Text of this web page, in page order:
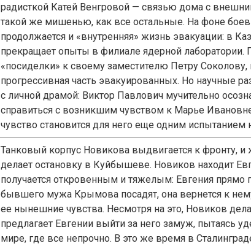
радисткой Катей Венгровой — связью дома с
такой же мишенью, как все остальные. На фоне боев
продолжается и «внутренняя» жизнь эвакуации: в
прекращает опыты в филиале ядерной лаборатории.
«посиделки» к своему заместителю Петру Соколову,
прогрессивная часть эвакуированных. Но научные
с личной драмой: Виктор Павлович мучительно
справиться с возникшим чувством к Марье
чувство становится для него еще одним
Танковый корпус Новикова выдвигается к фронту,
делает остановку в Куйбышеве. Новиков находит
получается откровенным и тяжелым: Евгения прямо
бывшего мужа Крымова посадят, она вернется к
ее нынешние чувства. Несмотря на это, Новиков
предлагает Евгении выйти за него замуж, пытаясь
мире, где все непрочно. В это же время в